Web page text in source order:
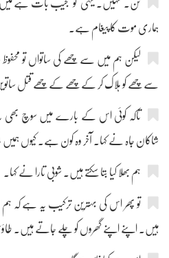
نن۔ نہیں۔ یہی تو عجیب بات ہے میں
ہماری موت کا پیغام ہے۔
لیکن ہم میں سے چھے کی ساتواں تو محفوظ
سے چھے کو ہلاک کر کے چھے کے چھے قتل
تاکہ کوئی اس کے بارے میں سوچ
شاکان جاہ نے کہا۔ آخر وہ کون ہے۔ کیوں ہمیں
ہم بھلا کیا بتا سکتے ہیں۔ شوبی تارا نے کہا۔
تو پھر اس کی بہترین ترکیب یہ ہے کہ
ہیں۔ اپنے اپنے گھروں کو چلے جاتے ہیں۔